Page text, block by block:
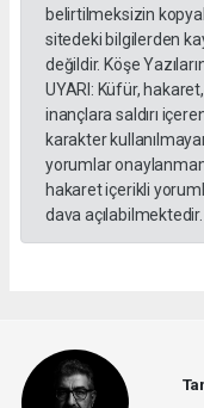
belirtilmeksizin
sitedeki bilgilerden
değildir. Köşe
UYARI: Küfür,
inançlara saldırı
karakter
yorumlar
hakaret içerikli
dava açılabilmektedir.